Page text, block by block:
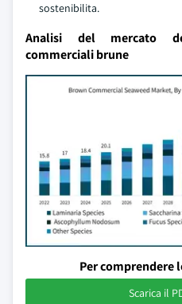
sostenibilita.
Analisi del mercato
commerciali brune
Per comprendere
Scarica il